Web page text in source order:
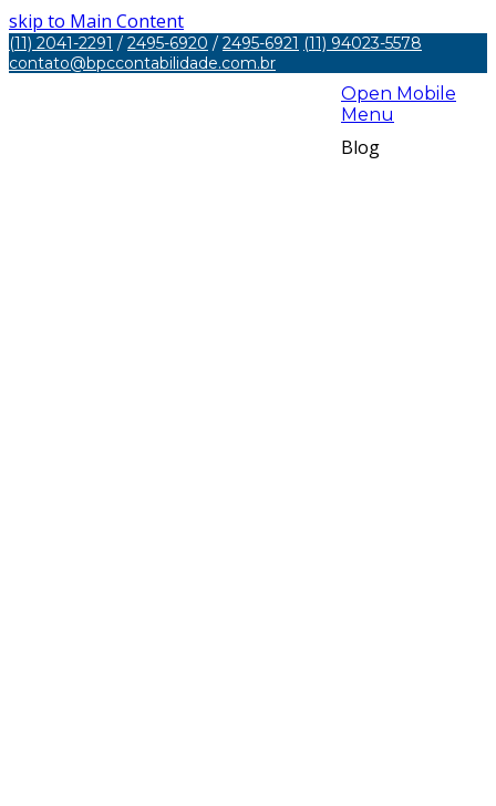
skip to Main Content
(11) 2041-2291 / 2495-6920 / 2495-6921 (11) 94023-5578
contato@bpccontabilidade.com.br
Open Mobile
Menu
Blog